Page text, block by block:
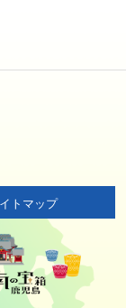
トマップ